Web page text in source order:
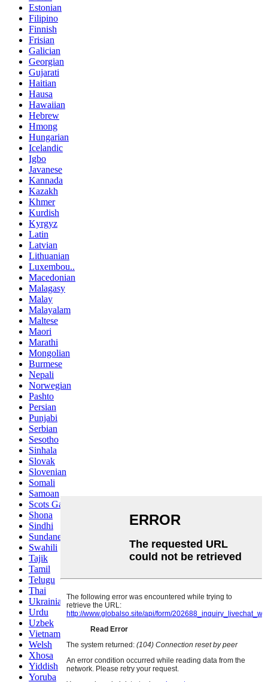
Estonian
Filipino
Finnish
Frisian
Galician
Georgian
Gujarati
Haitian
Hausa
Hawaiian
Hebrew
Hmong
Hungarian
Icelandic
Igbo
Javanese
Kannada
Kazakh
Khmer
Kurdish
Kyrgyz
Latin
Latvian
Lithuanian
Luxembou..
Macedonian
Malagasy
Malay
Malayalam
Maltese
Maori
Marathi
Mongolian
Burmese
Nepali
Norwegian
Pashto
Persian
Punjabi
Serbian
Sesotho
Sinhala
Slovak
Slovenian
Somali
Samoan
Scots Gaelic
Shona
Sindhi
Sundanese
Swahili
Tajik
Tamil
Telugu
Thai
Ukrainian
Urdu
Uzbek
Vietnamese
Welsh
Xhosa
Yiddish
Yoruba